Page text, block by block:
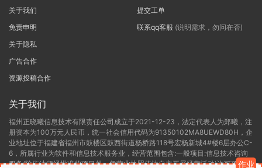
关于我们
免责申明
关于隐私
广告合作
资源投稿合作
提交工单
联系qq客服 (说明需求，勿问在否)
关于我们
福州正晓曦信息技术有限责任公司成立于2021-12-23，法定代表人为郑曦，注
册资本为100万元人民币，统一社会信用代码为91350102MA8UEWD80H，企
业地址位于福建省福州市鼓楼区鼓西街道杨桥路118号宏杨新城4#楼6层办公C-
6，所属行业为软件和信息技术服务业，经营范围包含:一般项目:信息技术咨询
服务(除依法须经批准的项目外，凭营业执照依法自主开展经营活动)许可项目:作业